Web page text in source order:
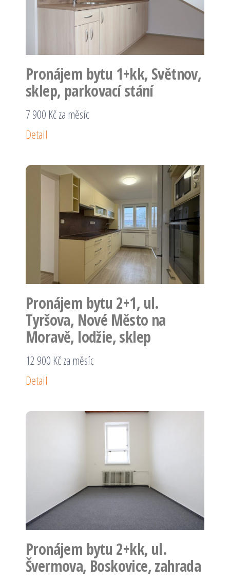
Pronájem bytu 1+kk, Světnov,
sklep, parkovací stání
7 900 Kč za měsíc
Detail
Pronájem bytu 2+1, ul.
Tyršova, Nové Město na
Moravě, lodžie, sklep
12 900 Kč za měsíc
Detail
Pronájem bytu 2+kk, ul.
Švermova, Boskovice, zahrada